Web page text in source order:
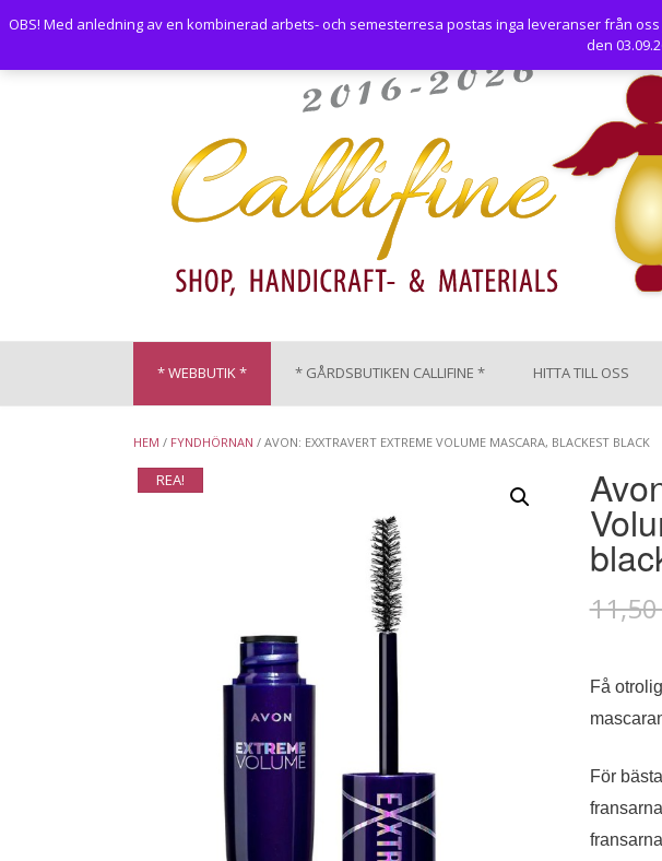
OBS! Med anledning av en kombinerad arbets- och semesterresa postas inga leveranser från
den
to
* WEBBUTIK * * GÅRDSBUTIKEN CALLIFINE * HITTA TILL OSS
HEM / FYNDHÖRNAN / AVON: EXXTRAVERT EXTREME VOLUME MASCARA, BLACKEST BLACK
REA!
Få
För